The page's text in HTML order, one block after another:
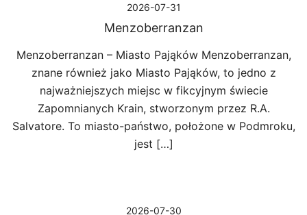
2026-07-31
Menzoberranzan
Menzoberranzan – Miasto Pająków Menzoberranzan,
znane również jako Miasto Pająków, to jedno z
najważniejszych miejsc w fikcyjnym świecie
Zapomnianych Krain, stworzonym przez R.A.
Salvatore. To miasto-państwo, położone w Podmroku,
jest […]
2026-07-30